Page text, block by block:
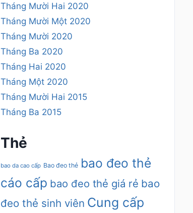
Tháng Mười Hai 2020
Tháng Mười Một 2020
Tháng Mười 2020
Tháng Ba 2020
Tháng Hai 2020
Tháng Một 2020
Tháng Mười Hai 2015
Tháng Ba 2015
Thẻ
bao da cao cấp Bao đeo thẻ bao đeo thẻ
cáo cấp bao đeo thẻ giá rẻ bao
đeo thẻ sinh viên Cung cấp